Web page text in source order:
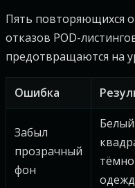
Пять повторяющихся
отказов POD-
предотвращаются на
Ошибка
Забыл
прозрачный
фон
Белый